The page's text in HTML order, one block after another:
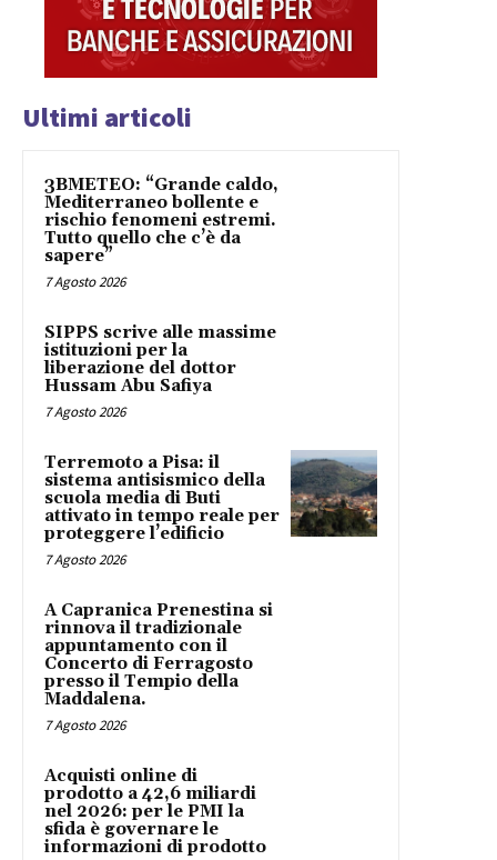
Ultimi articoli
3BMETEO: “Grande caldo,
Mediterraneo bollente e
rischio fenomeni estremi.
Tutto quello che c’è da
sapere”
7 Agosto 2026
SIPPS scrive alle massime
istituzioni per la
liberazione del dottor
Hussam Abu Safiya
7 Agosto 2026
Terremoto a Pisa: il
sistema antisismico della
scuola media di Buti
attivato in tempo reale per
proteggere l’edificio
7 Agosto 2026
A Capranica Prenestina si
rinnova il tradizionale
appuntamento con il
Concerto di Ferragosto
presso il Tempio della
Maddalena.
7 Agosto 2026
Acquisti online di
prodotto a 42,6 miliardi
nel 2026: per le PMI la
sfida è governare le
informazioni di prodotto